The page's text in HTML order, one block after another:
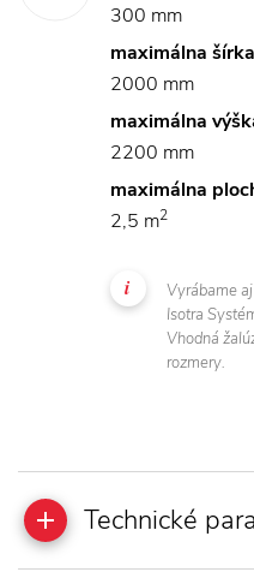
300 mm
maximálna šírka
2000 mm
maximálna
2200 mm
maximálna
2,5 m2
Vyrábame
Isotra
Vhodná
rozmery.
Technické